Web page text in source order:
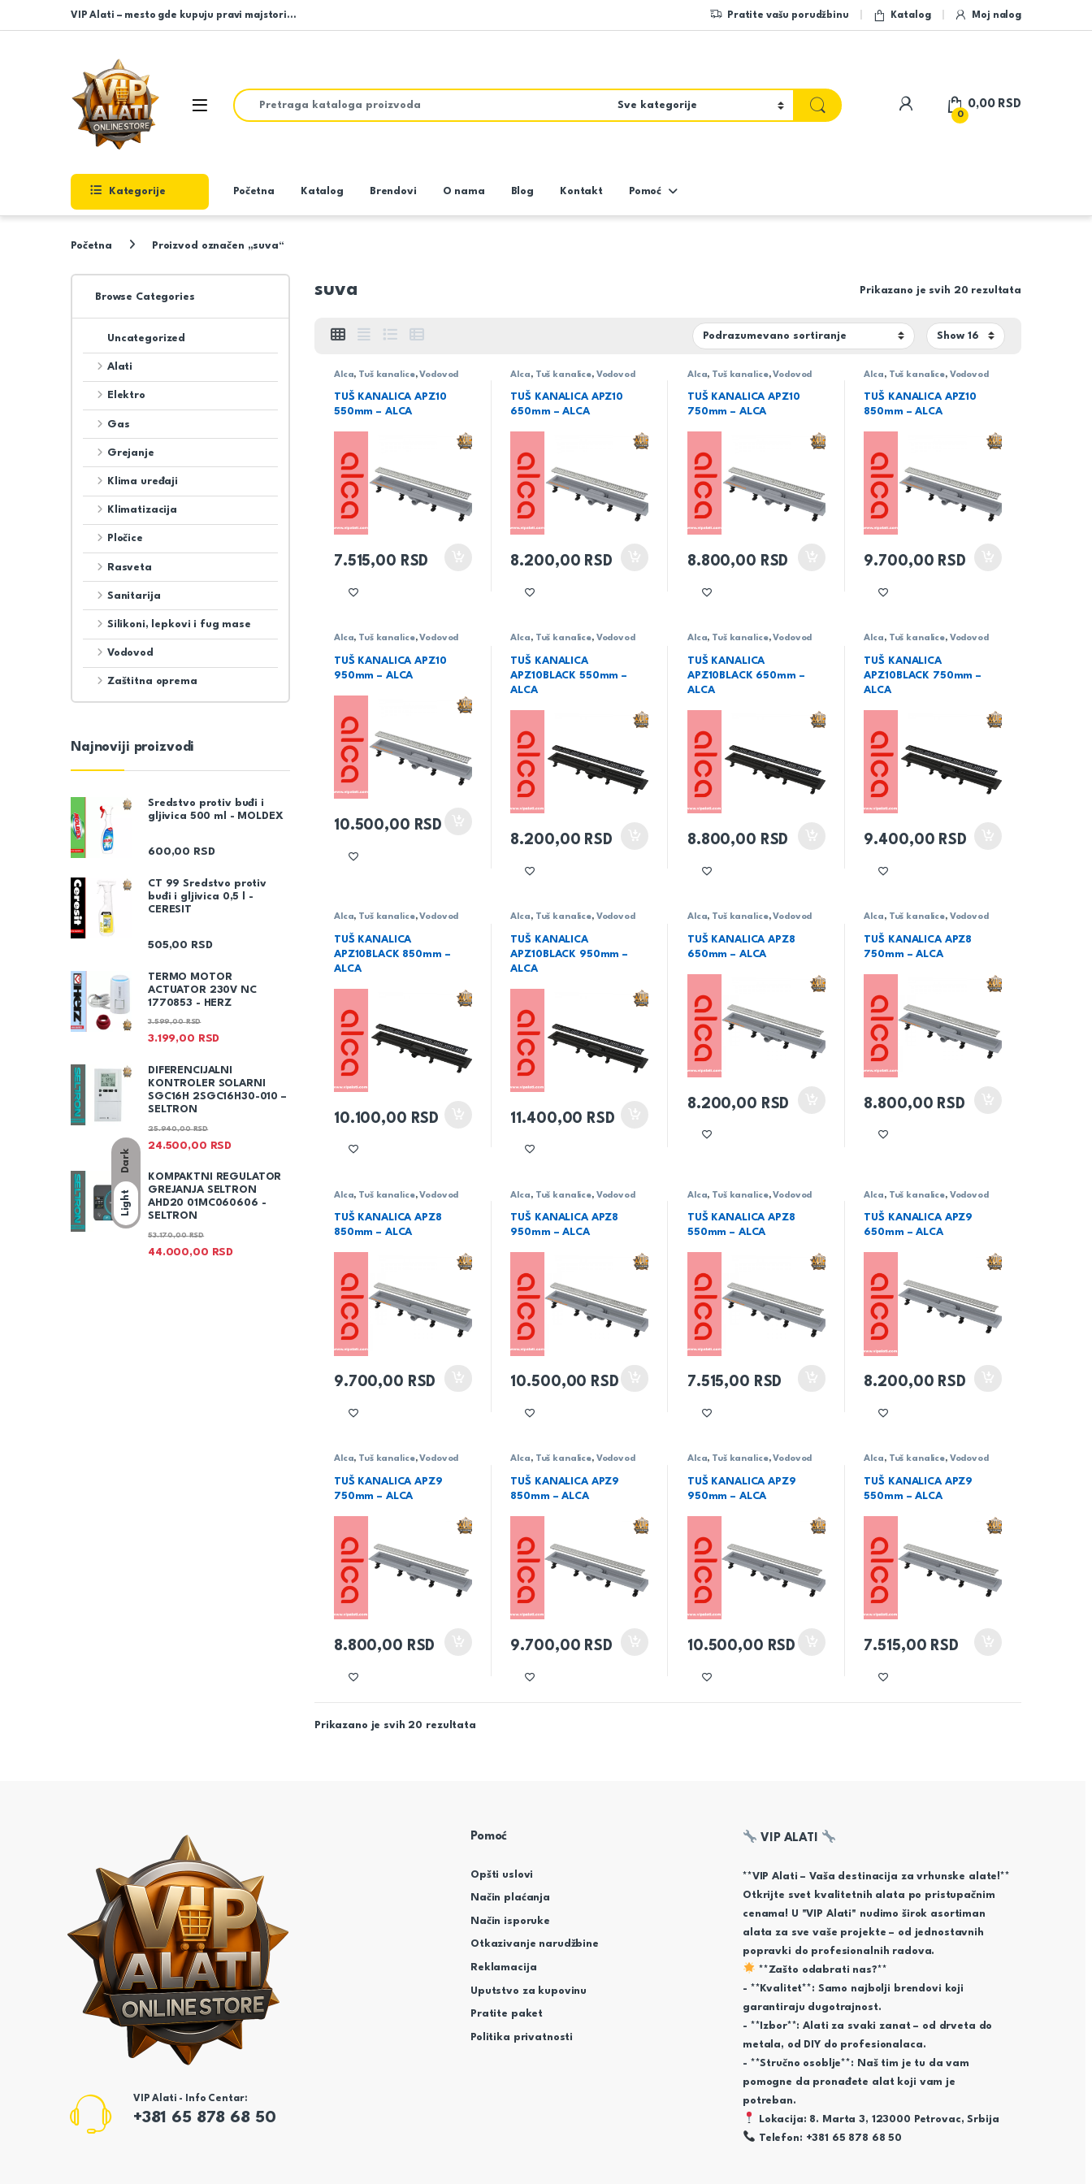
Dark
Light
Skip to navigation
Skip to content
VIP Alati – mesto gde kupuju pravi majstori… Pratite vašu porudžbinu Katalog Moj nalog
Open
Search for:
My Account
0
0,00 RSD
Kategorije Početna Katalog Brendovi O nama Blog Kontakt Pomoć
Početna Proizvod označen „suva“
suva Prikazano je svih 20 rezultata
Alca, Tuš kanalice,Vodovod
TUŠ KANALICA APZ10
550mm – ALCA
7.515,00 RSD
Alca, Tuš kanalice, Vodovod
TUŠ KANALICA APZ10
650mm – ALCA
8.200,00 RSD
Alca, Tuš kanalice,Vodovod
TUŠ KANALICA APZ10
750mm – ALCA
8.800,00 RSD
Alca, Tuš kanalice, Vodovod
TUŠ KANALICA APZ10
850mm – ALCA
9.700,00 RSD
Alca, Tuš kanalice, Vodovod
TUŠ KANALICA APZ10
950mm – ALCA
10.500,00 RSD
Alca, Tuš kanalice, Vodovod
TUŠ KANALICA
APZ10BLACK 550mm –
ALCA
8.200,00 RSD
Alca, Tuš kanalice, Vodovod
TUŠ KANALICA
APZ10BLACK 650mm –
ALCA
8.800,00 RSD
Alca, Tuš kanalice, Vodovod
TUŠ KANALICA
APZ10BLACK 750mm –
ALCA
9.400,00 RSD
Alca, Tuš kanalice,Vodovod
TUŠ KANALICA
APZ10BLACK 850mm –
ALCA
10.100,00 RSD
Alca, Tuš kanalice, Vodovod
TUŠ KANALICA
APZ10BLACK 950mm –
ALCA
11.400,00 RSD
Alca, Tuš kanalice,Vodovod
TUŠ KANALICA APZ8
650mm – ALCA
8.200,00 RSD
Alca, Tuš kanalice, Vodovod
TUŠ KANALICA APZ8
750mm – ALCA
8.800,00 RSD
Alca, Tuš kanalice,Vodovod
TUŠ KANALICA APZ8
850mm – ALCA
9.700,00 RSD
Alca, Tuš kanalice, Vodovod
TUŠ KANALICA APZ8
950mm – ALCA
10.500,00 RSD
Alca, Tuš kanalice,Vodovod
TUŠ KANALICA APZ8
550mm – ALCA
7.515,00 RSD
Alca, Tuš kanalice, Vodovod
TUŠ KANALICA APZ9
650mm – ALCA
8.200,00 RSD
Alca, Tuš kanalice, Vodovod
TUŠ KANALICA APZ9
750mm – ALCA
8.800,00 RSD
Alca, Tuš kanalice, Vodovod
TUŠ KANALICA APZ9
850mm – ALCA
9.700,00 RSD
Alca, Tuš kanalice, Vodovod
TUŠ KANALICA APZ9
950mm – ALCA
10.500,00 RSD
Alca, Tuš kanalice, Vodovod
TUŠ KANALICA APZ9
550mm – ALCA
7.515,00 RSD
Prikazano je svih 20 rezultata
Browse Categories
Uncategorized
Alati
Elektro
Gas
Grejanje
Klima uređaji
Klimatizacija
Pločice
Rasveta
Sanitarija
Silikoni, lepkovi i fug mase
Vodovod
Zaštitna oprema
Najnoviji proizvodi
Sredstvo protiv buđi i
gljivica 500 ml - MOLDEX
600,00 RSD
CT 99 Sredstvo protiv
buđi i gljivica 0,5 l -
CERESIT
505,00 RSD
TERMO MOTOR
ACTUATOR 230V NC
1770853 - HERZ
3.199,00 RSD
3.599,00RSD
DIFERENCIJALNI
KONTROLER SOLARNI
SGC16H 2SGC16H30-010 –
SELTRON
24.500,00 RSD
25.940,00RSD
KOMPAKTNI REGULATOR
GREJANJA SELTRON
AHD20 01MC060606 -
SELTRON
44.000,00 RSD
53.170,00RSD
VIP Alati - Info Centar:
+381 65 878 68 50
Pomoć
Opšti uslovi
Način plaćanja
Način isporuke
Otkazivanje narudžbine
Reklamacija
Uputstvo za kupovinu
Pratite paket
Politika privatnosti
VIP ALATI
**VIP Alati – Vaša destinacija za vrhunske alate!**
Otkrijte svet kvalitetnih alata po pristupačnim
cenama! U "VIP Alati" nudimo širok asortiman
alata za sve vaše projekte – od jednostavnih
popravki do profesionalnih radova.
**Zašto odabrati nas?**
- **Kvalitet**: Samo najbolji brendovi koji
garantiraju dugotrajnost.
- **Izbor**: Alati za svaki zanat – od drveta do
metala, od DIY do profesionalaca.
- **Stručno osoblje**: Naš tim je tu da vam
pomogne da pronađete alat koji vam je
potreban.
Lokacija: 8. Marta 3, 123000 Petrovac, Srbija
Telefon: +381 65 878 68 50